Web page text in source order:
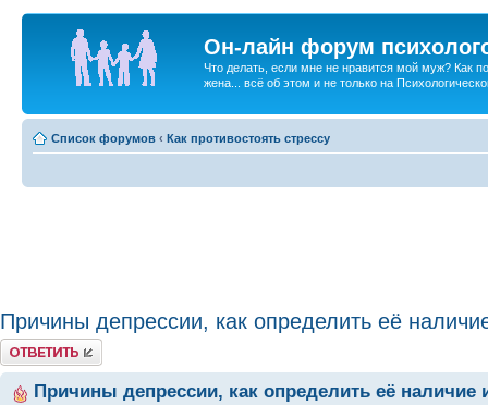
Он-лайн форум
Что делать, если мне не нравится мой муж? Как
жена... всё об этом и не только на
Список форумов ‹ Как противостоять стрессу
Причины депрессии, как определить её
Ответить
Причины депрессии, как определить её наличие